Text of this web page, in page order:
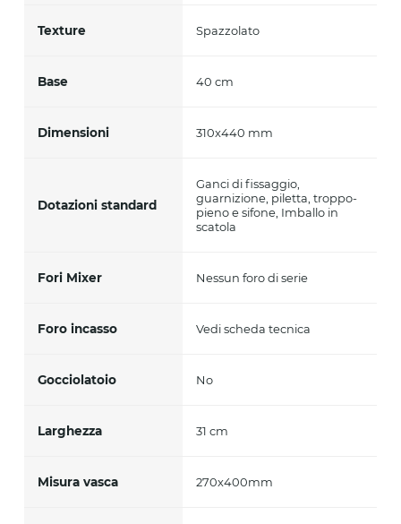
Texture Spazzolato
Base 40 cm
Dimensioni 310x440 mm
Dotazioni standard
Ganci di fissaggio,
guarnizione, piletta, troppo-
pieno e sifone, Imballo in
scatola
Fori Mixer Nessun foro di serie
Foro incasso Vedi scheda tecnica
Gocciolatoio No
Larghezza 31 cm
Misura vasca 270x400mm